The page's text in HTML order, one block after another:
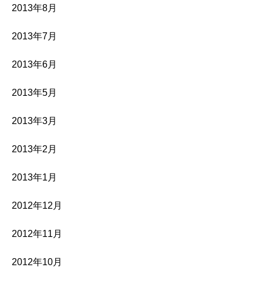
2013年8月
2013年7月
2013年6月
2013年5月
2013年3月
2013年2月
2013年1月
2012年12月
2012年11月
2012年10月